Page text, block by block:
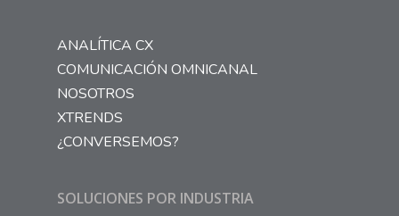
ANALÍTICA CX
COMUNICACIÓN OMNICANAL
NOSOTROS
XTRENDS
¿CONVERSEMOS?
SOLUCIONES POR INDUSTRIA